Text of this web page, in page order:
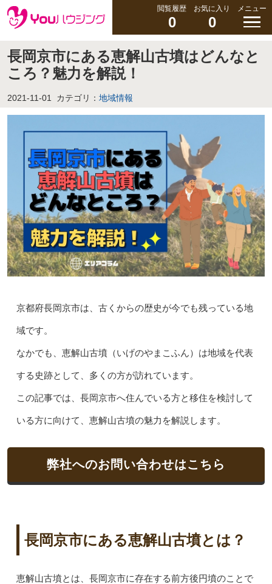
閲覧履歴
0
お気に入り
0
メニュー
長岡京市にある恵解山古墳はどんなと
ころ？魅力を解説！
2021-11-01 カテゴリ： 地域情報
京都府長岡京市は、古くからの歴史が今でも残っている地
域です。
なかでも、恵解山古墳（いげのやまこふん）は地域を代表
する史跡として、多くの方が訪れています。
この記事では、長岡京市へ住んでいる方と移住を検討して
いる方に向けて、恵解山古墳の魅力を解説します。
弊社へのお問い合わせはこちら
長岡京市にある恵解山古墳とは？
恵解山古墳とは、長岡京市に存在する前方後円墳のことで